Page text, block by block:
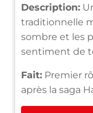
Description:
traditionnelle
sombre et les
sentiment de
Fait: Premier
après la saga